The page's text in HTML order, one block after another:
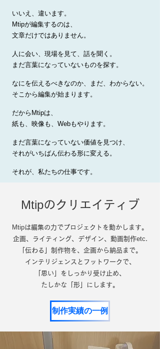
いいえ、違います。
Mtipが編集するのは、
文章だけではありません。
人に会い、現場を見て、話を聞く。
まだ言葉になっていないものを探す。
なにを伝えるべきなのか、まだ、わからない。
そこから編集が始まります。
だから Mtipは、
紙も、映像も、 Webもやります。
まだ言葉になっていない価値を見つけ、
それがいちばん伝わる形に変える。
それが、私たちの仕事です。
Mtipのクリエイティブ
Mtipは編集の力でプロジェクトを動かします。
企画、ライティング、デザイン、動画制作etc.
「伝わる」制作物を、 企画から納品まで。
インテリジェンスとフットワークで、
「思い」をしっかり受け止め、
たしかな「形」にします。
制作実績の一例